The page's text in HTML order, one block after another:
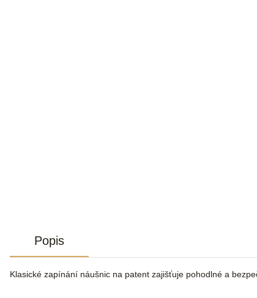
Popis
Klasické zapínání náušnic na patent zajišťuje pohodlné a